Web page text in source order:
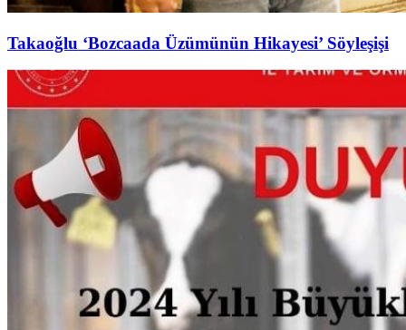
Takaoğlu ‘Bozcaada Üzümünün Hikayesi’ Söyleşişi